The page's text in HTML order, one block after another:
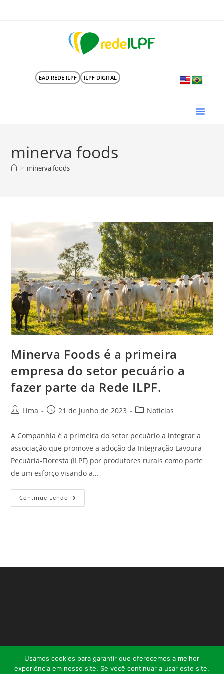
EAD REDE ILPF ILPF DIGITAL
minerva foods
> minerva foods
Minerva Foods é a primeira
empresa do setor pecuário a
fazer parte da Rede ILPF.
Lima 21 de junho de 2023 Notícias
A Companhia é a primeira do setor pecuário a integrar a
associação que promove a adoção da Integração Lavoura-
Pecuária-Floresta (ILPF) por produtores rurais como parte
de um esforço visando a…
Continue Lendo
Usamos cookies para garantir que oferecemos a melhor
experiência em nosso site. Se você continuar a usar este site,